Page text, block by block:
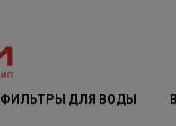
ФИЛЬТРЫ ДЛЯ ВОДЫ